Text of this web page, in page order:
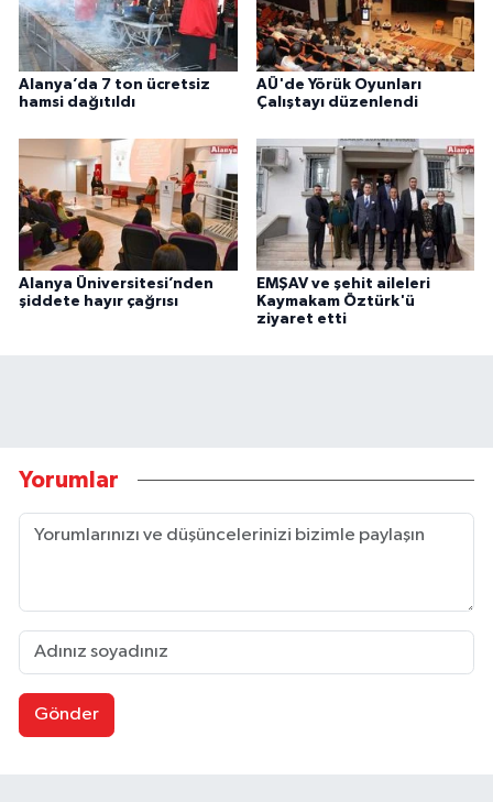
Alanya’da 7 ton ücretsiz
hamsi dağıtıldı
AÜ'de Yörük Oyunları
Çalıştayı düzenlendi
Alanya Üniversitesi’nden
şiddete hayır çağrısı
EMŞAV ve şehit aileleri
Kaymakam Öztürk'ü
ziyaret etti
Yorumlar
Gönder